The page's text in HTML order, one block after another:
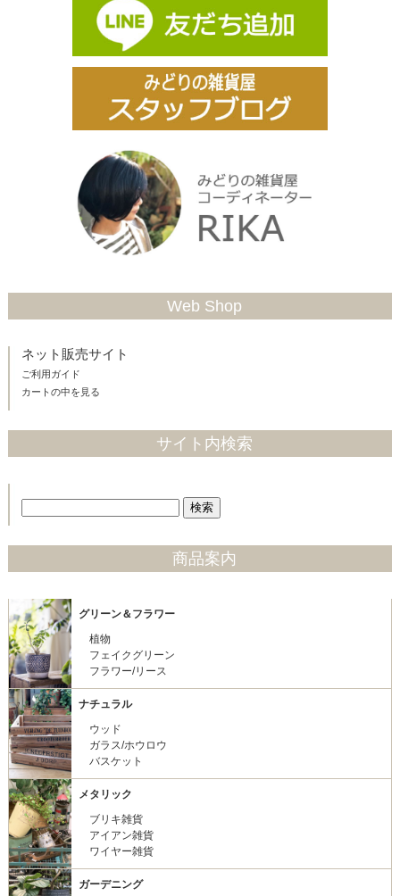
Web Shop
ネット販売サイト
ご利用ガイド
カートの中を見る
サイト内検索
商品案内
グリーン＆フラワー
植物
フェイクグリーン
フラワー/リース
ナチュラル
ウッド
ガラス/ホウロウ
バスケット
メタリック
ブリキ雑貨
アイアン雑貨
ワイヤー雑貨
ガーデニング